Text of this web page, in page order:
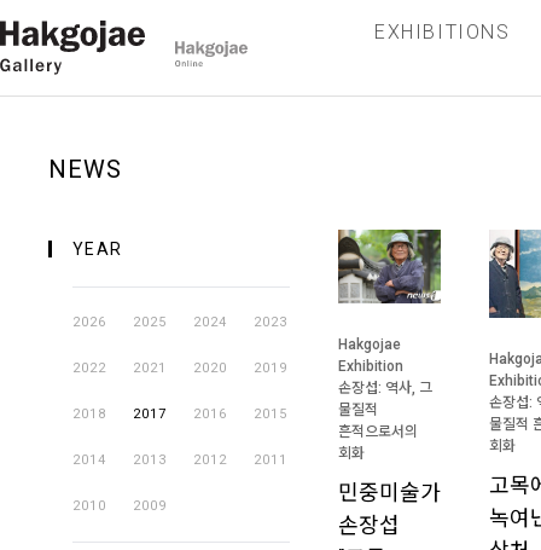
EXHIBITIONS
NEWS
YEAR
2026 2025 2024 2023
2022 2021 2020 2019
2018 2017 2016 2015
2014 2013 2012 2011
2010 2009
Hakgojae
Exhibition
손장섭: 역사, 그
물질적
흔적으로서의
회화
민중미술가
손장섭
손장섭:
물질적
회화
고목
녹여